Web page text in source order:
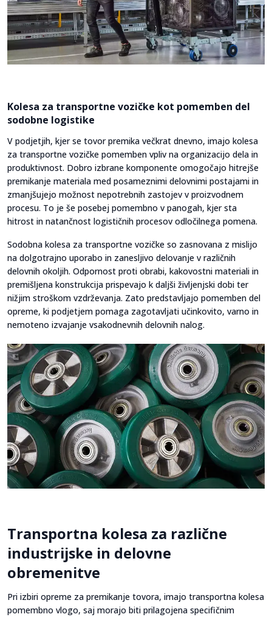
Kolesa za transportne vozičke kot pomemben del
sodobne logistike
V podjetjih, kjer se tovor premika večkrat dnevno, imajo kolesa
za transportne vozičke pomemben vpliv na organizacijo dela in
produktivnost. Dobro izbrane komponente omogočajo hitrejše
premikanje materiala med posameznimi delovnimi postajami in
zmanjšujejo možnost nepotrebnih zastojev v proizvodnem
procesu. To je še posebej pomembno v panogah, kjer sta
hitrost in natančnost logističnih procesov odločilnega pomena.
Sodobna kolesa za transportne vozičke so zasnovana z mislijo
na dolgotrajno uporabo in zanesljivo delovanje v različnih
delovnih okoljih. Odpornost proti obrabi, kakovostni materiali in
premišljena konstrukcija prispevajo k daljši življenjski dobi ter
nižjim stroškom vzdrževanja. Zato predstavljajo pomemben del
opreme, ki podjetjem pomaga zagotavljati učinkovito, varno in
nemoteno izvajanje vsakodnevnih delovnih nalog.
Transportna kolesa za različne
industrijske in delovne
obremenitve
Pri izbiri opreme za premikanje tovora, imajo transportna kolesa
pomembno vlogo, saj morajo biti prilagojena specifičnim